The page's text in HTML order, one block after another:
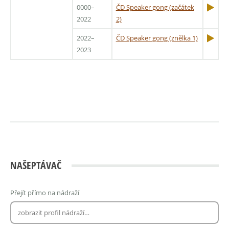
0000–
2022
ČD Speaker gong (začátek
2)
2022–
2023
ČD Speaker gong (znělka 1)
NAŠEPTÁVAČ
Přejít přímo na nádraží